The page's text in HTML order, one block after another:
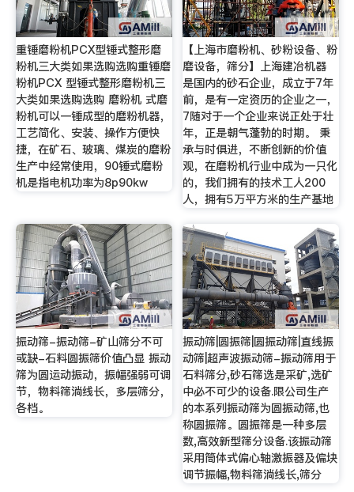
重锤磨粉机PCX型锤式整形磨
粉机三大类如果选购选购重锤磨
粉机PCX 型锤式整形磨粉机三
大类如果选购选购 磨粉机 式磨
粉机可以一锤成型的磨粉机器，
工艺简化、安装、操作方便快
捷，在矿石、玻璃、煤炭的磨粉
生产中经常使用，90锤式磨粉
机是指电机功率为8p90kw
【上海市磨粉机、砂粉设备、粉
磨设备，筛分】上海建冶机器
是国内的砂石企业，成立于7年
前，是有一定资历的企业之一，
7随对于一个企业来说正处于壮
年，正是朝气蓬勃的时期。 秉
承与时俱进，不断创新的价值
观，在磨粉机行业中成为一只化
的，我们拥有的技术工人200
人，拥有5万平方米的生产基地
振动筛-振动筛-矿山筛分不可
或缺-石料圆振筛价值凸显 振动
筛为圆运动振动，振幅强弱可调
节，物料筛淌线长，多层筛分，
各档。
振动筛|圆振筛|圆振动筛|直线振
动筛|超声波振动筛-振动筛用于
石料筛分,砂石筛选是采矿,选矿
中必不可少的设备.限公司生产
的本系列振动筛为圆振动筛,也
称圆振筛。圆振筛是一种多层
数,高效新型筛分设备.该振动筛
采用筒体式偏心轴激振器及偏块
调节振幅,物料筛淌线长,筛分